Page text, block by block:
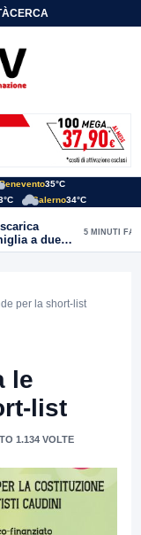
CERCA
Benevento35°C
Salerno34°C
a due
5 MINUTI FA
per la short-list
le
list
1.134 VOLTE